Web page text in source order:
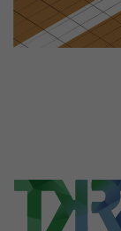
Zweck
Name
Anbieter